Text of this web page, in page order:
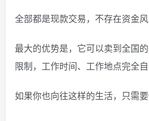
全部都是现款交易，不存在资金风
最大的优势是，它可以卖到全国
限制，工作时间、工作地点完全自
如果你也向往这样的生活，只需要